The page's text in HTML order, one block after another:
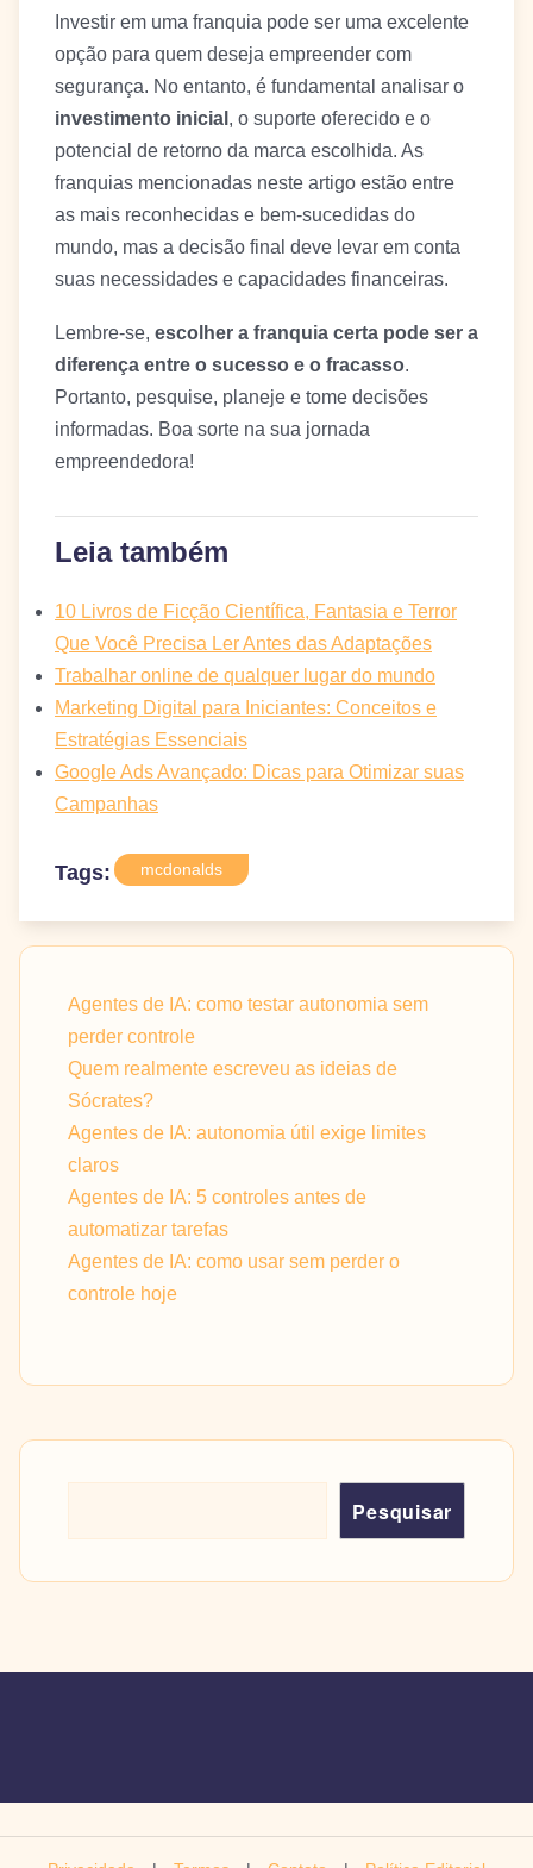
Investir em uma franquia pode ser uma excelente
opção para quem deseja empreender com
segurança. No entanto, é fundamental analisar o
investimento inicial , o suporte oferecido e o
potencial de retorno da marca escolhida. As
franquias mencionadas neste artigo estão entre
as mais reconhecidas e bem-sucedidas do
mundo, mas a decisão final deve levar em conta
suas necessidades e capacidades financeiras.
Lembre-se, escolher a franquia certa pode ser a
diferença entre o sucesso e o fracasso.
Portanto, pesquise, planeje e tome decisões
informadas. Boa sorte na sua jornada
empreendedora!
Leia também
10 Livros de Ficção Científica, Fantasia e Terror
Que Você Precisa Ler Antes das Adaptações
Trabalhar online de qualquer lugar do mundo
Marketing Digital para Iniciantes: Conceitos e
Estratégias Essenciais
Google Ads Avançado: Dicas para Otimizar suas
Campanhas
Tags: mcdonalds
Agentes de IA: como testar autonomia sem
perder controle
Quem realmente escreveu as ideias de
Sócrates?
Agentes de IA: autonomia útil exige limites
claros
Agentes de IA: 5 controles antes de
automatizar tarefas
Agentes de IA: como usar sem perder o
controle hoje
Pesquisar